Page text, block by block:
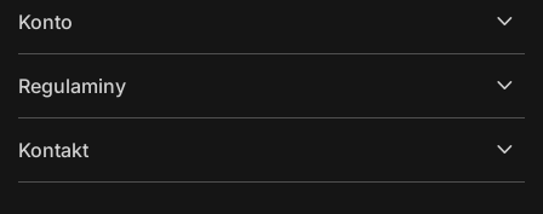
Konto
Regulaminy
Kontakt